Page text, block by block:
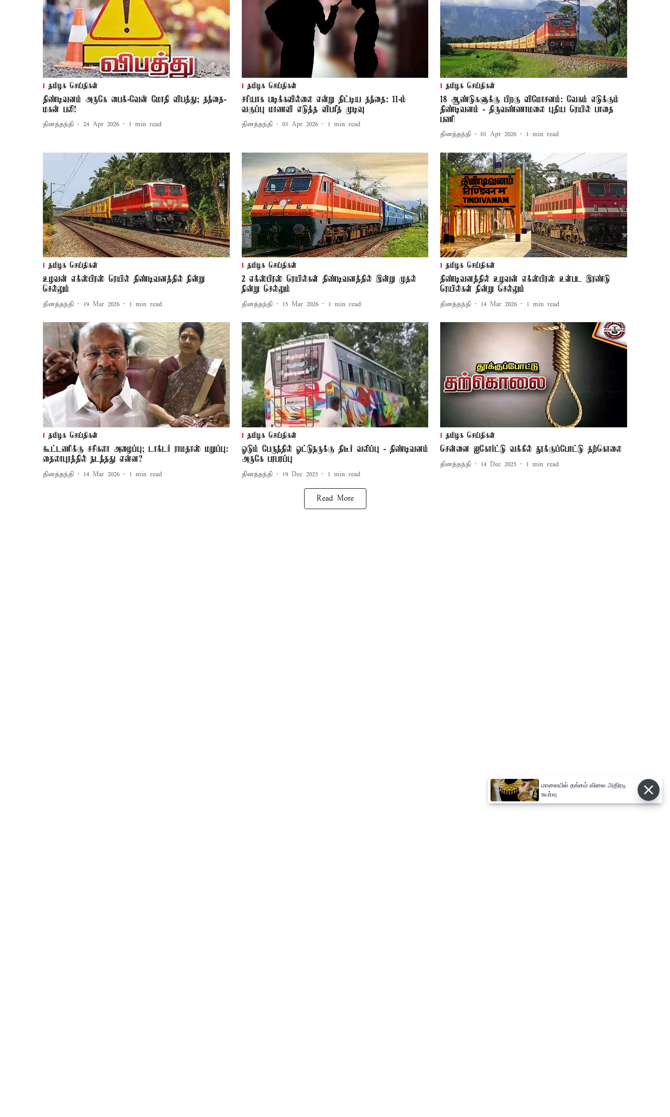
தமிழக செய்திகள்
திண்டிவனம் அருகே பைக்-வேன் மோதி விபத்து; தந்தை-
மகன் பலி!
தினத்தந்தி 24 Apr 2026 1 min read
தமிழக செய்திகள்
சரியாக படிக்கவில்லை என்று திட்டிய தந்தை: 11-ம்
வகுப்பு மாணவி எடுத்த விபரீத முடிவு
தினத்தந்தி 03 Apr 2026 1 min read
தமிழக செய்திகள்
18 ஆண்டுகளுக்கு பிறகு விமோசனம்: வேகம் எடுக்கும்
திண்டிவனம் - திருவண்ணாமலை புதிய ரெயில் பாதை
பணி
தினத்தந்தி 01 Apr 2026 1 min read
தமிழக செய்திகள்
உழவன் எக்ஸ்பிரஸ் ரெயில் திண்டிவனத்தில் நின்று
செல்லும்
தினத்தந்தி 19 Mar 2026 1 min read
தமிழக செய்திகள்
2 எக்ஸ்பிரஸ் ரெயில்கள் திண்டிவனத்தில் இன்று முதல்
நின்று செல்லும்
தினத்தந்தி 15 Mar 2026 1 min read
தமிழக செய்திகள்
திண்டிவனத்தில் உழவன் எக்ஸ்பிரஸ் உள்பட இரண்டு
ரெயில்கள் நின்று செல்லும்
தினத்தந்தி 14 Mar 2026 1 min read
தமிழக செய்திகள்
கூட்டணிக்கு சசிகலா அழைப்பு; டாக்டர் ராமதாஸ் மறுப்பு:
தைலாபுரத்தில் நடந்தது என்ன?
தினத்தந்தி 14 Mar 2026 1 min read
தமிழக செய்திகள்
ஓடும் பேருந்தில் ஓட்டுநருக்கு திடீர் வலிப்பு - திண்டிவனம்
அருகே பரபரப்பு
தினத்தந்தி 19 Dec 2025 1 min read
தமிழக செய்திகள்
சென்னை ஐகோர்ட்டு வக்கீல் தூக்குப்போட்டு தற்கொலை
தினத்தந்தி 14 Dec 2025 1 min read
Read More
மாலையில் தங்கம் விலை அதிரடி
உயர்வு